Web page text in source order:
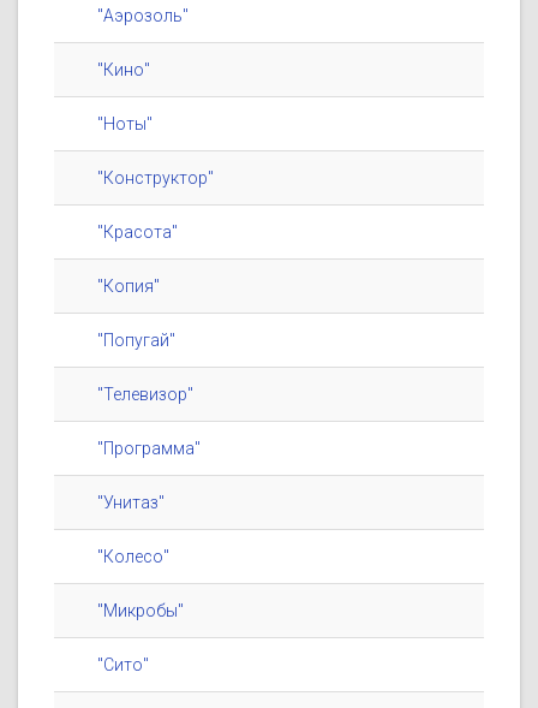
"Аэрозоль"
"Кино"
"Ноты"
"Конструктор"
"Красота"
"Копия"
"Попугай"
"Телевизор"
"Программа"
"Унитаз"
"Колесо"
"Микробы"
"Сито"